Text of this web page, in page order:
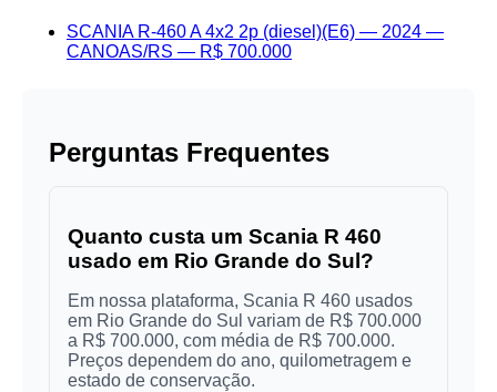
SCANIA R-460 A 4x2 2p (diesel)(E6) — 2024 —
CANOAS/RS — R$ 700.000
Perguntas Frequentes
Quanto custa um Scania R 460
usado em Rio Grande do Sul?
Em nossa plataforma, Scania R 460 usados
em Rio Grande do Sul variam de R$ 700.000
a R$ 700.000, com média de R$ 700.000.
Preços dependem do ano, quilometragem e
estado de conservação.